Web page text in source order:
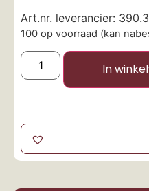
Art.nr. leverancier:
100 op voorraad (kan
In